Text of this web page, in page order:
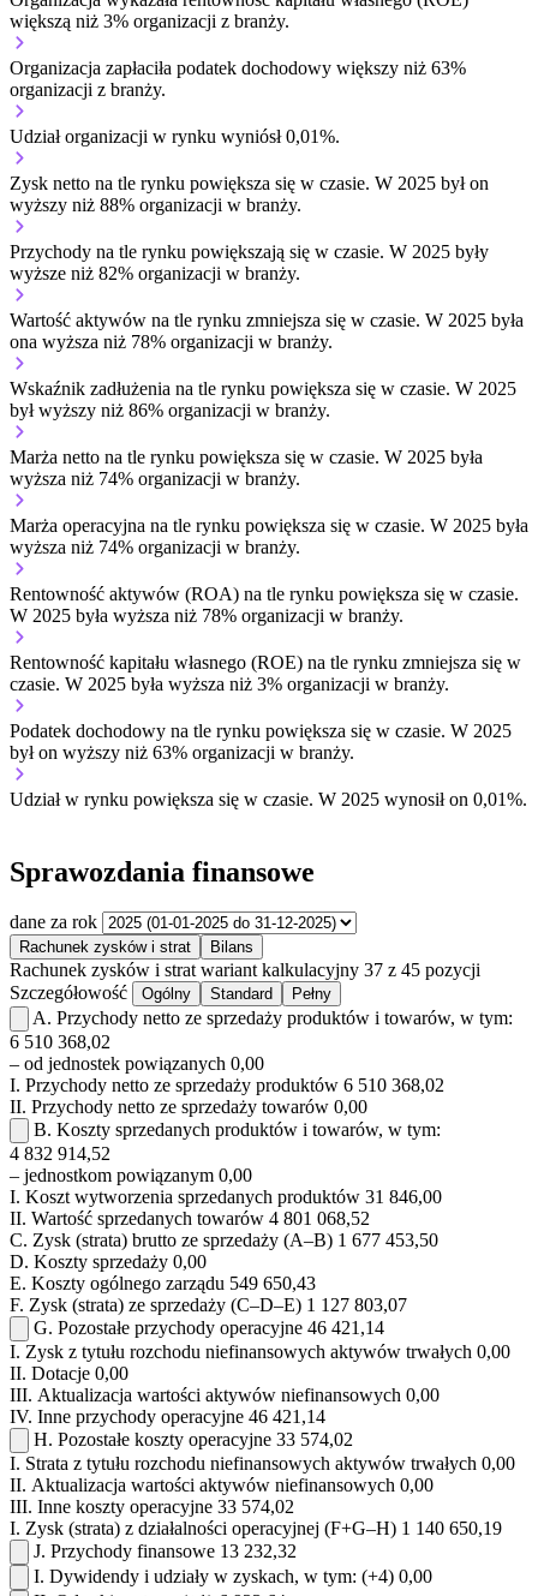
większą niż 3% organizacji z branży.
Organizacja zapłaciła podatek dochodowy większy niż 63%
organizacji z branży.
Udział organizacji w rynku wyniósł 0,01%.
Zysk netto na tle rynku powiększa się w czasie. W 2025 był on
wyższy niż 88% organizacji w branży.
Przychody na tle rynku powiększają się w czasie. W 2025 były
wyższe niż 82% organizacji w branży.
Wartość aktywów na tle rynku zmniejsza się w czasie. W 2025 była
ona wyższa niż 78% organizacji w branży.
Wskaźnik zadłużenia na tle rynku powiększa się w czasie. W 2025
był wyższy niż 86% organizacji w branży.
Marża netto na tle rynku powiększa się w czasie. W 2025 była
wyższa niż 74% organizacji w branży.
Marża operacyjna na tle rynku powiększa się w czasie. W 2025 była
wyższa niż 74% organizacji w branży.
Rentowność aktywów (ROA) na tle rynku powiększa się w czasie.
W 2025 była wyższa niż 78% organizacji w branży.
Rentowność kapitału własnego (ROE) na tle rynku zmniejsza się w
czasie. W 2025 była wyższa niż 3% organizacji w branży.
Podatek dochodowy na tle rynku powiększa się w czasie. W 2025
był on wyższy niż 63% organizacji w branży.
Udział w rynku powiększa się w czasie. W 2025 wynosił on 0,01%.
Sprawozdania finansowe
dane za rok
Rachunek zysków i strat Bilans
Rachunek zysków i strat wariant kalkulacyjny 37 z 45 pozycji
Szczegółowość
Ogólny Standard Pełny
A. Przychody netto ze sprzedaży produktów i towarów, w tym:
6 510 368,02
– od jednostek powiązanych 0,00
I. Przychody netto ze sprzedaży produktów 6 510 368,02
II. Przychody netto ze sprzedaży towarów 0,00
B. Koszty sprzedanych produktów i towarów, w tym:
4 832 914,52
– jednostkom powiązanym 0,00
I. Koszt wytworzenia sprzedanych produktów 31 846,00
II. Wartość sprzedanych towarów 4 801 068,52
C. Zysk (strata) brutto ze sprzedaży (A–B) 1 677 453,50
D. Koszty sprzedaży 0,00
E. Koszty ogólnego zarządu 549 650,43
F. Zysk (strata) ze sprzedaży (C–D–E) 1 127 803,07
G. Pozostałe przychody operacyjne 46 421,14
I. Zysk z tytułu rozchodu niefinansowych aktywów trwałych 0,00
II. Dotacje 0,00
III. Aktualizacja wartości aktywów niefinansowych 0,00
IV. Inne przychody operacyjne 46 421,14
H. Pozostałe koszty operacyjne 33 574,02
I. Strata z tytułu rozchodu niefinansowych aktywów trwałych 0,00
II. Aktualizacja wartości aktywów niefinansowych 0,00
III. Inne koszty operacyjne 33 574,02
I. Zysk (strata) z działalności operacyjnej (F+G–H) 1 140 650,19
J. Przychody finansowe 13 232,32
I. Dywidendy i udziały w zyskach, w tym: (+4) 0,00